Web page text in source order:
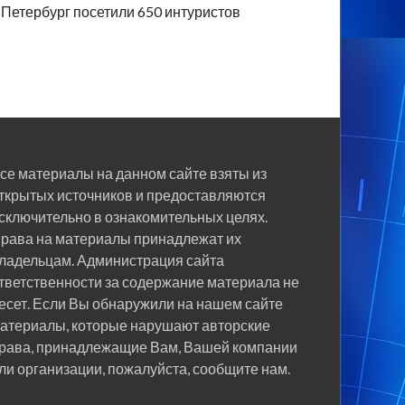
Петербург посетили 650 интуристов
материалы на данном сайте взяты из
источников и предоставляются
в ознакомительных целях.
на материалы принадлежат их
Администрация сайта
за содержание материала не
Если Вы обнаружили на нашем сайте
которые нарушают авторские
принадлежащие Вам, Вашей компании
организации, пожалуйста, сообщите нам.